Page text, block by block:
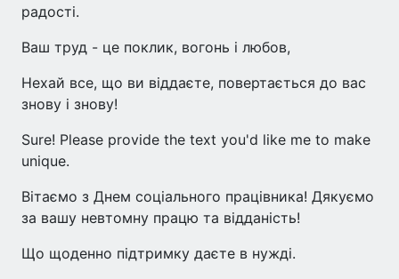
радості.
Ваш труд - це поклик, вогонь і любов,
Нехай все, що ви віддаєте, повертається до вас
знову і знову!
Sure! Please provide the text you'd like me to make
unique.
Вітаємо з Днем соціального працівника! Дякуємо
за вашу невтомну працю та відданість!
Що щоденно підтримку даєте в нужді.